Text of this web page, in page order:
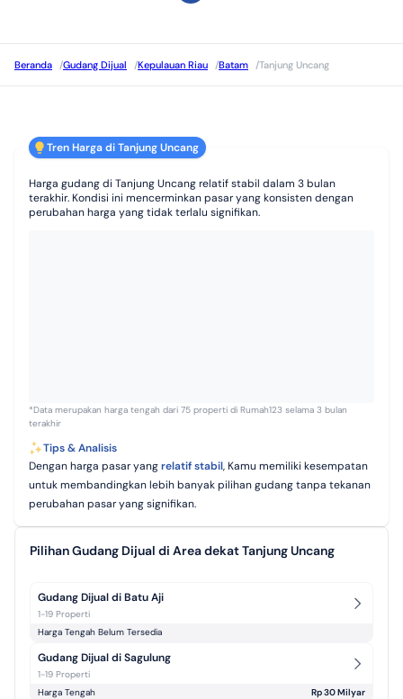
Beranda /Gudang Dijual /Kepulauan Riau /Batam /Tanjung Uncang
Tren Harga di Tanjung Uncang
Harga gudang di Tanjung Uncang relatif stabil dalam 3 bulan
terakhir. Kondisi ini mencerminkan pasar yang konsisten dengan
perubahan harga yang tidak terlalu signifikan.
*Data merupakan harga tengah dari 75 properti di Rumah123 selama 3 bulan
terakhir
Tips & Analisis
Dengan harga pasar yangrelatif stabil, Kamu memiliki kesempatan
untuk membandingkan lebih banyak pilihan gudang tanpa tekanan
perubahan pasar yang signifikan.
Pilihan Gudang Dijual di Area dekat Tanjung Uncang
Gudang Dijual di Batu Aji
1-19 Properti
Harga Tengah Belum Tersedia
Gudang Dijual di Sagulung
1-19 Properti
Harga Tengah
Rp 30 Milyar